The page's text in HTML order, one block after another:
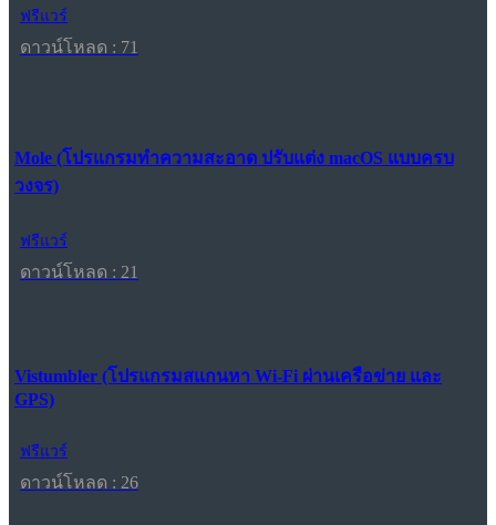
ฟรีแวร์
ดาวน์โหลด : 71
Mole (โปรแกรมทำความสะอาด ปรับแต่ง macOS แบบครบ
วงจร)
ฟรีแวร์
ดาวน์โหลด : 21
Vistumbler (โปรแกรมสแกนหา Wi-Fi ผ่านเครือข่าย และ
GPS)
ฟรีแวร์
ดาวน์โหลด : 26